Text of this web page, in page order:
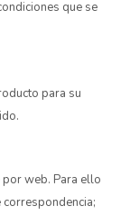
que se
para su
web. Para ello